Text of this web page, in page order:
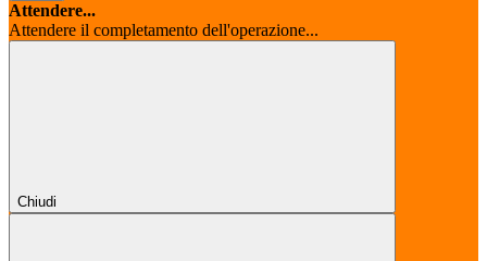
Attendere...
Attendere il completamento dell'operazione...
Chiudi